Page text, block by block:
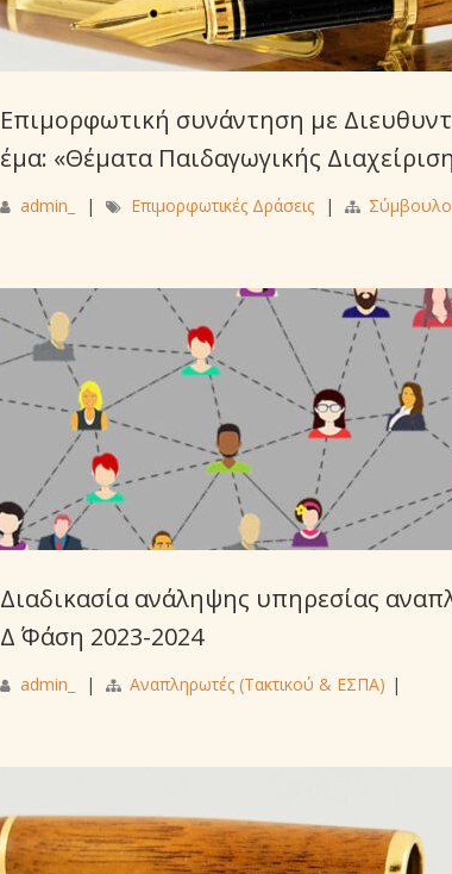
Επιμορφωτική συνάντηση με
έμα: «Θέματα Παιδαγωγικής
admin_ | Επιμορφωτικές Δράσεις |
Διαδικασία ανάληψης υπηρεσίας
Δ΄ Φάση 2023-2024
admin_ | Αναπληρωτές (Τακτικού & ΕΣΠΑ) |